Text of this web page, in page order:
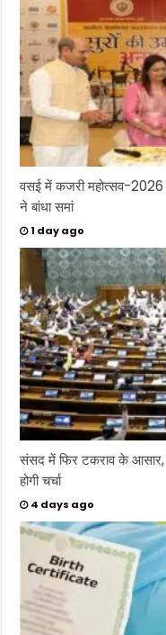
वसई में कजरी महोत्सव-2026
ने बांधा समां
1 day ago
संसद में फिर टकराव के आसार,
होगी चर्चा
4 days ago